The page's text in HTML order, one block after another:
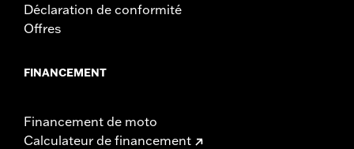
Déclaration de conformité
Offres
FINANCEMENT
Financement de moto
Calculateur de financement